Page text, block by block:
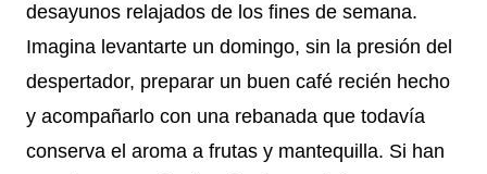
desayunos relajados de los fines de semana.
Imagina levantarte un domingo, sin la presión del
despertador, preparar un buen café recién hecho
y acompañarlo con una rebanada que todavía
conserva el aroma a frutas y mantequilla. Si han